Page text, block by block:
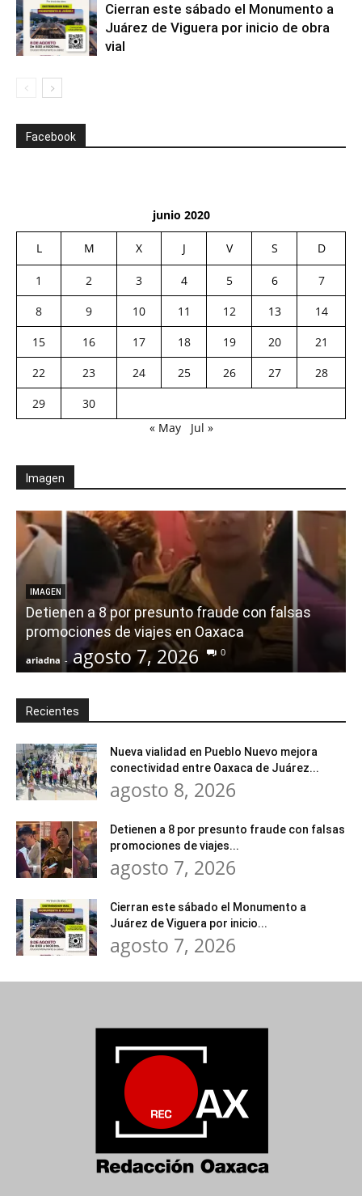
Cierran este sábado el Monumento a
Juárez de Viguera por inicio de obra
vial
Facebook
junio 2020
L M X J V S D
1 2 3 4 5 6
7
8
9 10 11 12 13
14
15
16 17 18 19 20
21
22
23 24 25 26 27
28
29
30
« May
Jul »
Imagen
IMAGEN
Detienen a 8 por presunto fraude con falsas
promociones de viajes en Oaxaca
ariadna - agosto 7, 2026 0
Recientes
Nueva vialidad en Pueblo Nuevo mejora
conectividad entre Oaxaca de Juárez...
agosto 8, 2026
Detienen a 8 por presunto fraude con falsas
promociones de viajes...
agosto 7, 2026
Cierran este sábado el Monumento a
Juárez de Viguera por inicio...
agosto 7, 2026